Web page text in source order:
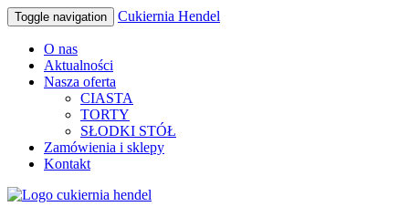
Toggle navigation Cukiernia Hendel
O nas
Aktualności
Nasza oferta
CIASTA
TORTY
SŁODKI STÓŁ
Zamówienia i sklepy
Kontakt